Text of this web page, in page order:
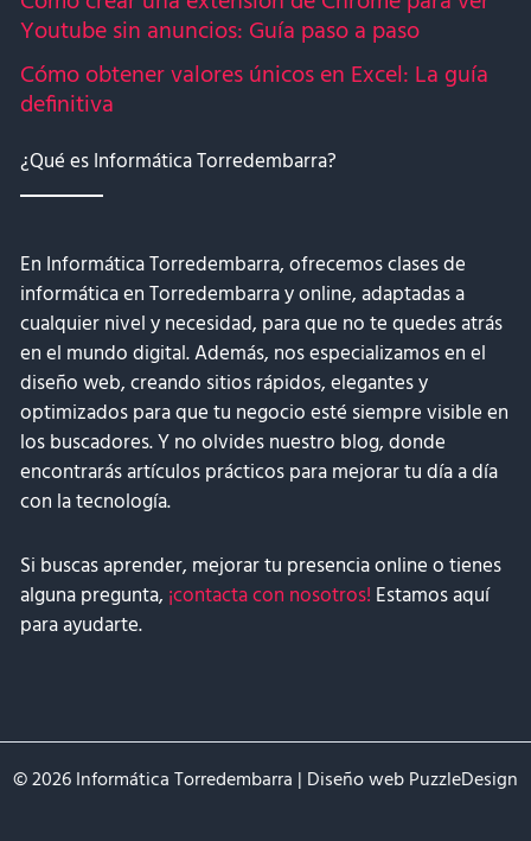
Youtube sin anuncios: Guía paso a paso
Cómo obtener valores únicos en Excel: La guía
definitiva
¿Qué es Informática Torredembarra?
En Informática Torredembarra, ofrecemos clases de
informática en Torredembarra y online, adaptadas a
cualquier nivel y necesidad, para que no te quedes atrás
en el mundo digital. Además, nos especializamos en el
diseño web, creando sitios rápidos, elegantes y
optimizados para que tu negocio esté siempre visible en
los buscadores. Y no olvides nuestro blog, donde
encontrarás artículos prácticos para mejorar tu día a día
con la tecnología.
Si buscas aprender, mejorar tu presencia online o tienes
alguna pregunta, ¡contacta con nosotros! Estamos aquí
para ayudarte.
© 2026 Informática Torredembarra | Diseño webPuzzleDesign